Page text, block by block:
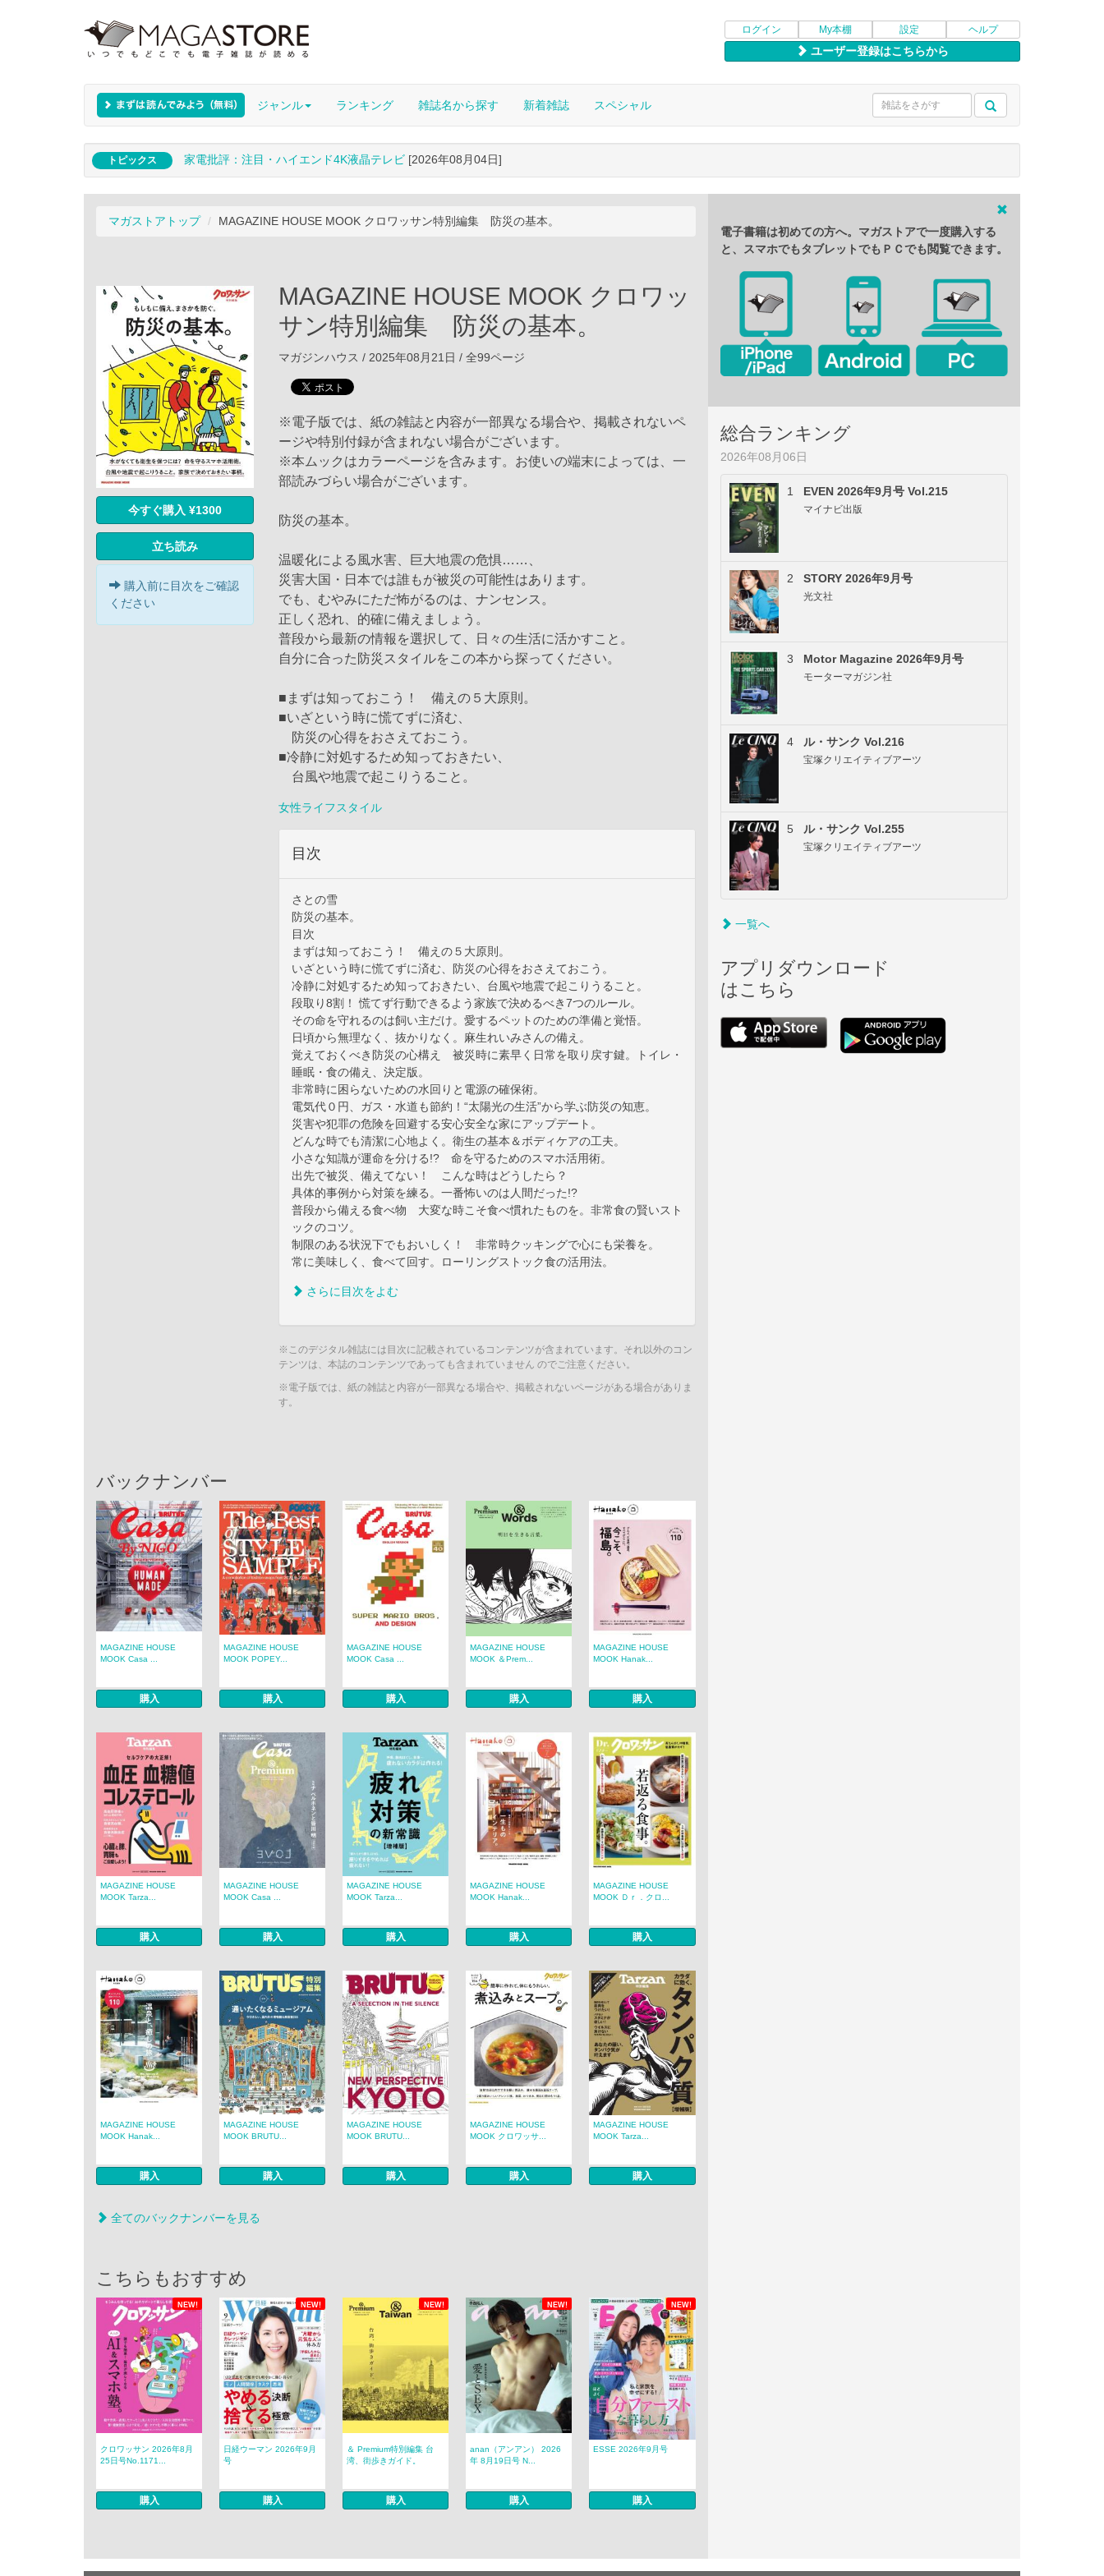
ログイン My本棚 設定 ヘルプ
ユーザー登録はこちらから
ジャンル ランキング 雑誌名から探す 新着雑誌 スペシャル
トピックス 家電批評：注目・ハイエンド4K液晶テレビ [2026年08月04日]
マガストアトップ MAGAZINE HOUSE MOOK クロワッサン特別編集 防災の基本。
今すぐ購入 ¥1300
立ち読み
購入前に目次をご確認
ください
MAGAZINE HOUSE MOOK クロワッ
サン特別編集 防災の基本。
マガジンハウス / 2025年08月21日 / 全99ページ
※電子版では、紙の雑誌と内容が一部異なる場合や、掲載されないペ
ージや特別付録が含まれない場合がございます。
※本ムックはカラーページを含みます。お使いの端末によっては、一
部読みづらい場合がございます。
防災の基本。
温暖化による風水害、巨大地震の危惧……、
災害大国・日本では誰もが被災の可能性はあります。
でも、むやみにただ怖がるのは、ナンセンス。
正しく恐れ、的確に備えましょう。
普段から最新の情報を選択して、日々の生活に活かすこと。
自分に合った防災スタイルをこの本から探ってください。
■まずは知っておこう！ 備えの５大原則。
■いざという時に慌てずに済む、
防災の心得をおさえておこう。
■冷静に対処するため知っておきたい、
台風や地震で起こりうること。
女性ライフスタイル
目次
さとの雪
防災の基本。
目次
まずは知っておこう！ 備えの５大原則。
いざという時に慌てずに済む、防災の心得をおさえておこう。
冷静に対処するため知っておきたい、台風や地震で起こりうること。
段取り8割！ 慌てず行動できるよう家族で決めるべき7つのルール。
その命を守れるのは飼い主だけ。愛するペットのための準備と覚悟。
日頃から無理なく、抜かりなく。麻生れいみさんの備え。
覚えておくべき防災の心構え 被災時に素早く日常を取り戻す鍵。トイレ・
睡眠・食の備え、決定版。
非常時に困らないための水回りと電源の確保術。
電気代０円、ガス・水道も節約！“太陽光の生活”から学ぶ防災の知恵。
災害や犯罪の危険を回避する安心安全な家にアップデート。
どんな時でも清潔に心地よく。衛生の基本＆ボディケアの工夫。
小さな知識が運命を分ける!? 命を守るためのスマホ活用術。
出先で被災、備えてない！ こんな時はどうしたら？
具体的事例から対策を練る。一番怖いのは人間だった!?
普段から備える食べ物 大変な時こそ食べ慣れたものを。非常食の賢いスト
ックのコツ。
制限のある状況下でもおいしく！ 非常時クッキングで心にも栄養を。
常に美味しく、食べて回す。ローリングストック食の活用法。
さらに目次をよむ
※このデジタル雑誌には目次に記載されているコンテンツが含まれています。それ以外のコン
テンツは、本誌のコンテンツであっても含まれていません のでご注意ください。
※電子版では、紙の雑誌と内容が一部異なる場合や、掲載されないページがある場合がありま
す。
バックナンバー
MAGAZINE HOUSE
MOOK Casa ...
購入
MAGAZINE HOUSE
MOOK POPEY...
購入
MAGAZINE HOUSE
MOOK Casa ...
購入
MAGAZINE HOUSE
MOOK ＆Prem...
購入
MAGAZINE HOUSE
MOOK Hanak...
購入
MAGAZINE HOUSE
MOOK Tarza...
購入
MAGAZINE HOUSE
MOOK Casa ...
購入
MAGAZINE HOUSE
MOOK Tarza...
購入
MAGAZINE HOUSE
MOOK Hanak...
購入
MAGAZINE HOUSE
MOOK Ｄｒ．クロ...
購入
MAGAZINE HOUSE
MOOK Hanak...
購入
MAGAZINE HOUSE
MOOK BRUTU...
購入
MAGAZINE HOUSE
MOOK BRUTU...
購入
MAGAZINE HOUSE
MOOK クロワッサ...
購入
MAGAZINE HOUSE
MOOK Tarza...
購入
全てのバックナンバーを見る
こちらもおすすめ
NEW! NEW! NEW! NEW! NEW!
クロワッサン 2026年8月
25日号No.1171...
購入
日経ウーマン 2026年9月
号
購入
＆ Premium特別編集 台
湾、街歩きガイド。
購入
anan（アンアン） 2026
年 8月19日号 N...
購入
ESSE 2026年9月号
購入
電子書籍は初めての方へ。マガストアで一度購入する
と、スマホでもタブレットでもＰＣでも閲覧できます。
総合ランキング
2026年08月06日
1 EVEN 2026年9月号 Vol.215
マイナビ出版
2 STORY 2026年9月号
光文社
3 Motor Magazine 2026年9月号
モーターマガジン社
4 ル・サンク Vol.216
宝塚クリエイティブアーツ
5 ル・サンク Vol.255
宝塚クリエイティブアーツ
一覧へ
アプリダウンロード
はこちら